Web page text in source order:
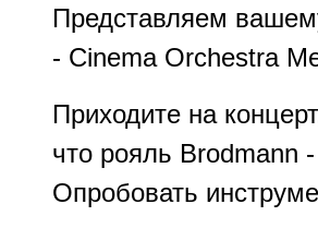
Представляем
- Cinema Orchestra
Приходите на
что рояль Brodmann
Опробовать